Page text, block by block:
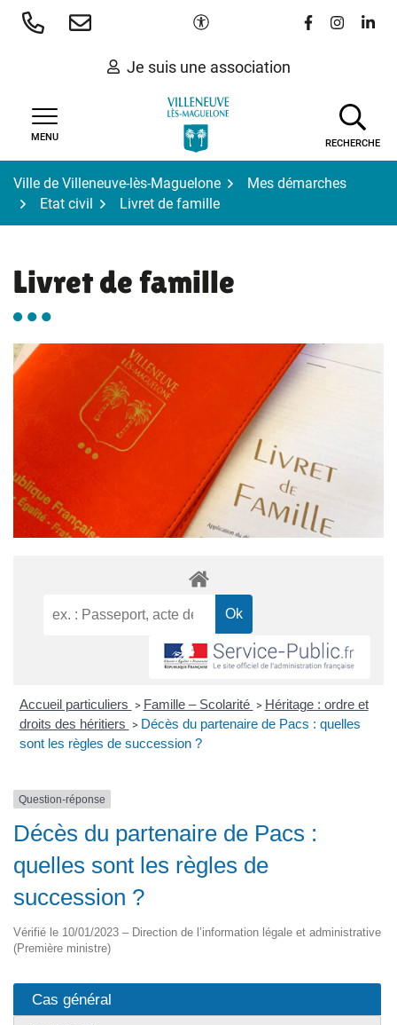
Aller
Paramètres d'accessibilité
Lien vers le
Lien vers
Lien
Je suis une association
MENU
RECHERCHE
Ville de Villeneuve-lès-Maguelone
Mes démarches
Etat civil
Livret de famille
Livret de famille
Accueil particuliers > Famille – Scolarité > Héritage : ordre et
droits des héritiers > Décès du partenaire de Pacs : quelles
sont les règles de succession ?
Question-réponse
Décès du partenaire de Pacs :
quelles sont les règles de
succession ?
Vérifié le 10/01/2023 – Direction de l’information légale et administrative
(Première ministre)
Cas général